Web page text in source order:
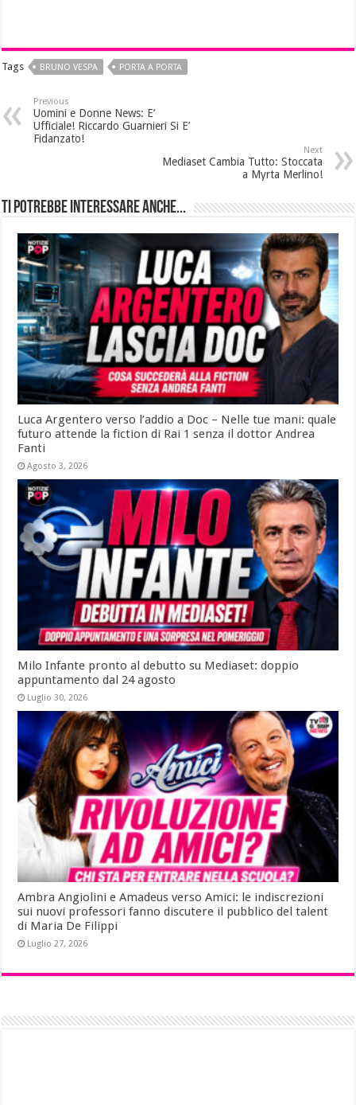
Tags BRUNO VESPA PORTA A PORTA
Previous
Uomini e Donne News: E’
Ufficiale! Riccardo Guarnieri Si E’
Fidanzato!
Next
Mediaset Cambia Tutto: Stoccata
a Myrta Merlino!
Ti potrebbe interessare anche...
Luca Argentero verso l’addio a Doc – Nelle tue mani: quale
futuro attende la fiction di Rai 1 senza il dottor Andrea
Fanti
Agosto 3, 2026
Milo Infante pronto al debutto su Mediaset: doppio
appuntamento dal 24 agosto
Luglio 30, 2026
Ambra Angiolini e Amadeus verso Amici: le indiscrezioni
sui nuovi professori fanno discutere il pubblico del talent
di Maria De Filippi
Luglio 27, 2026